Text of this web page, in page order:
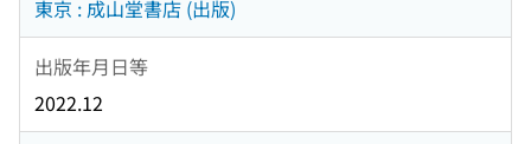
東京 : 成山堂書店 (出版)
出版年月日等
2022.12